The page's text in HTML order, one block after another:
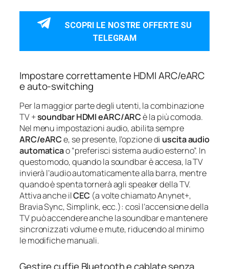
SCOPRI LE NOSTRE OFFERTE SU
TELEGRAM
Impostare correttamente HDMI ARC/eARC
e auto-switching
Per la maggior parte degli utenti, la combinazione
TV +soundbar HDMI eARC/ARCè la più comoda.
Nel menu impostazioni audio, abilita sempre
ARC/eARCe, se presente, l’opzione di uscita audio
automaticao “preferisci sistema audio esterno”. In
questo modo, quando la soundbar è accesa, la TV
invierà l’audio automaticamente alla barra, mentre
quando è spenta tornerà agli speaker della TV.
Attiva anche ilCEC (a volte chiamato Anynet+,
Bravia Sync, Simplink, ecc.): così l’accensione della
TV può accendere anche la soundbar e mantenere
sincronizzati volume e mute, riducendo al minimo
le modifiche manuali.